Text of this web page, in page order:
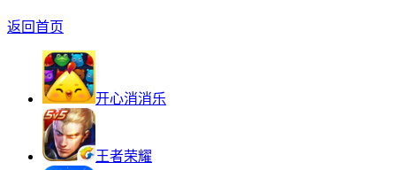
返回首页
开心消消乐
王者荣耀